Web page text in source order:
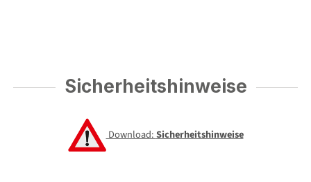
Sicherheitshinweise
Download:Sicherheitshinweise